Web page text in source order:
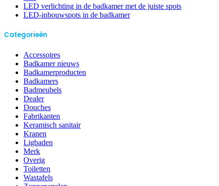
LED verlichting in de badkamer met de juiste spots
LED-inbouwspots in de badkamer
Categorieën
Accessoires
Badkamer nieuws
Badkamerproducten
Badkamers
Badmeubels
Dealer
Douches
Fabrikanten
Keramisch sanitair
Kranen
Ligbaden
Merk
Overig
Toiletten
Wastafels